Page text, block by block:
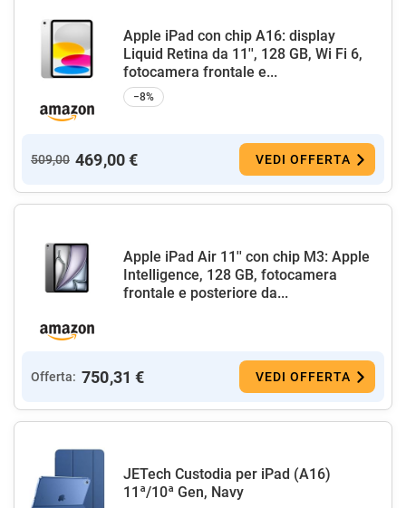
Apple iPad con chip A16: display
Liquid Retina da 11'', 128 GB, Wi Fi 6,
fotocamera frontale e...
−8%
509,00 469,00 € VEDI OFFERTA
Apple iPad Air 11'' con chip M3: Apple
Intelligence, 128 GB, fotocamera
frontale e posteriore da...
Offerta: 750,31 € VEDI OFFERTA
JETech Custodia per iPad (A16)
11ª/10ª Gen, Navy